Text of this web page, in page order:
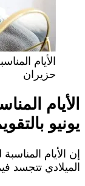
الأيام
حزيران
الأيام
يونيو
إن الأيام
الميلادي تتجسد